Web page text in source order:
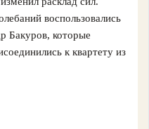
воспользовались
Бакуров, которые
к квартету из